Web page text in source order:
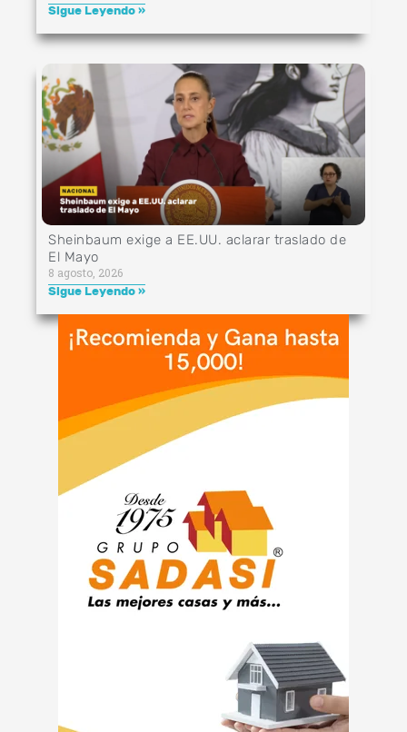
Sigue Leyendo »
Sheinbaum exige a EE.UU. aclarar traslado de
El Mayo
8 agosto, 2026
Sigue Leyendo »